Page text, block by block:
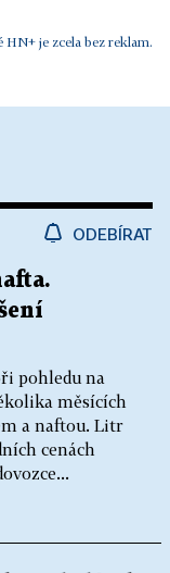
HN+ je zcela bez reklam.
ODEBÍRAT
pohledu na
měsících
a naftou. Litr
cenách